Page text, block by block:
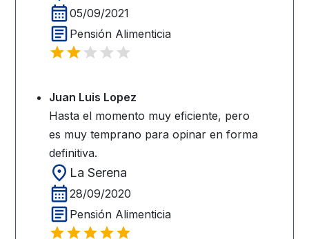
05/09/2021
Pensión Alimenticia
Juan Luis Lopez
Hasta el momento muy eficiente, pero
es muy temprano para opinar en forma
definitiva.
La Serena
28/09/2020
Pensión Alimenticia